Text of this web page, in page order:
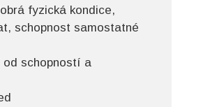
fyzická kondice,
schopnost samostatné
schopností a